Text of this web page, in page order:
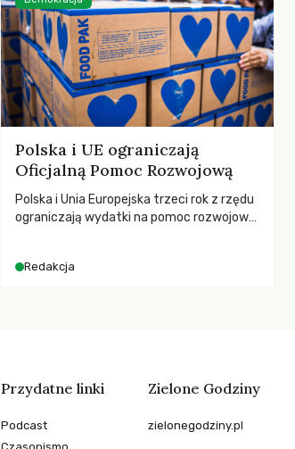
Polska i UE ograniczają
Oficjalną Pomoc Rozwojową
Polska i Unia Europejska trzeci rok z rzędu
ograniczają wydatki na pomoc rozwojową
dla krajów najbardziej potrzebujących, a
Redakcja
Przydatne linki
Podcast
Zielone Godziny
zielonegodziny.pl